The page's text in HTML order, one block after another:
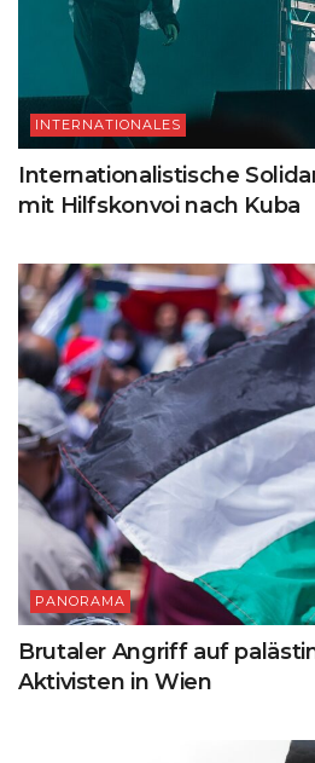
INTERNATIONALES
Internationalistische
mit Hilfskonvoi nach Kuba
PANORAMA
Brutaler Angriff auf
Aktivisten in Wien